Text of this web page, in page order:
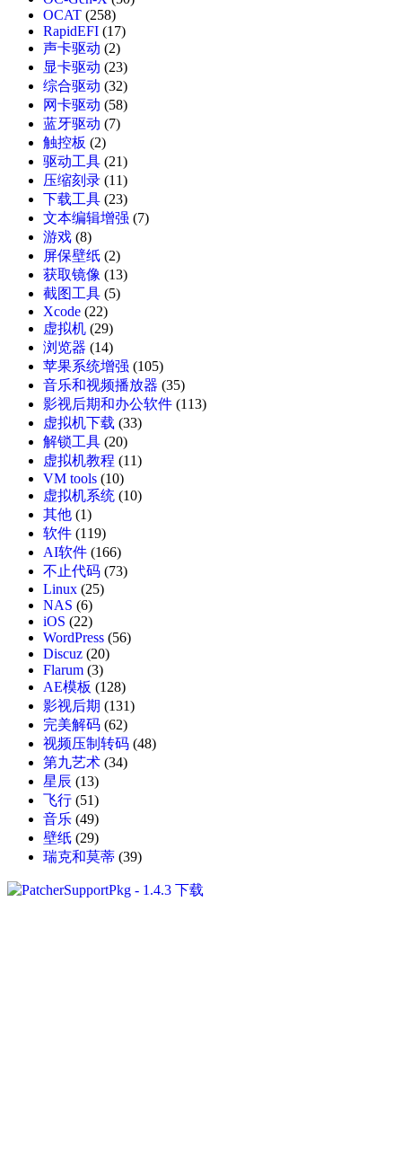
OCAT (258)
RapidEFI (17)
声卡驱动 (2)
显卡驱动 (23)
综合驱动 (32)
网卡驱动 (58)
蓝牙驱动 (7)
触控板 (2)
驱动工具 (21)
压缩刻录 (11)
下载工具 (23)
文本编辑增强 (7)
游戏 (8)
屏保壁纸 (2)
获取镜像 (13)
截图工具 (5)
Xcode (22)
虚拟机 (29)
浏览器 (14)
苹果系统增强 (105)
音乐和视频播放器 (35)
影视后期和办公软件 (113)
虚拟机下载 (33)
解锁工具 (20)
虚拟机教程 (11)
VM tools (10)
虚拟机系统 (10)
其他 (1)
软件 (119)
AI软件 (166)
不止代码 (73)
Linux (25)
NAS (6)
iOS (22)
WordPress (56)
Discuz (20)
Flarum (3)
AE模板 (128)
影视后期 (131)
完美解码 (62)
视频压制转码 (48)
第九艺术 (34)
星辰 (13)
飞行 (51)
音乐 (49)
壁纸 (29)
瑞克和莫蒂 (39)